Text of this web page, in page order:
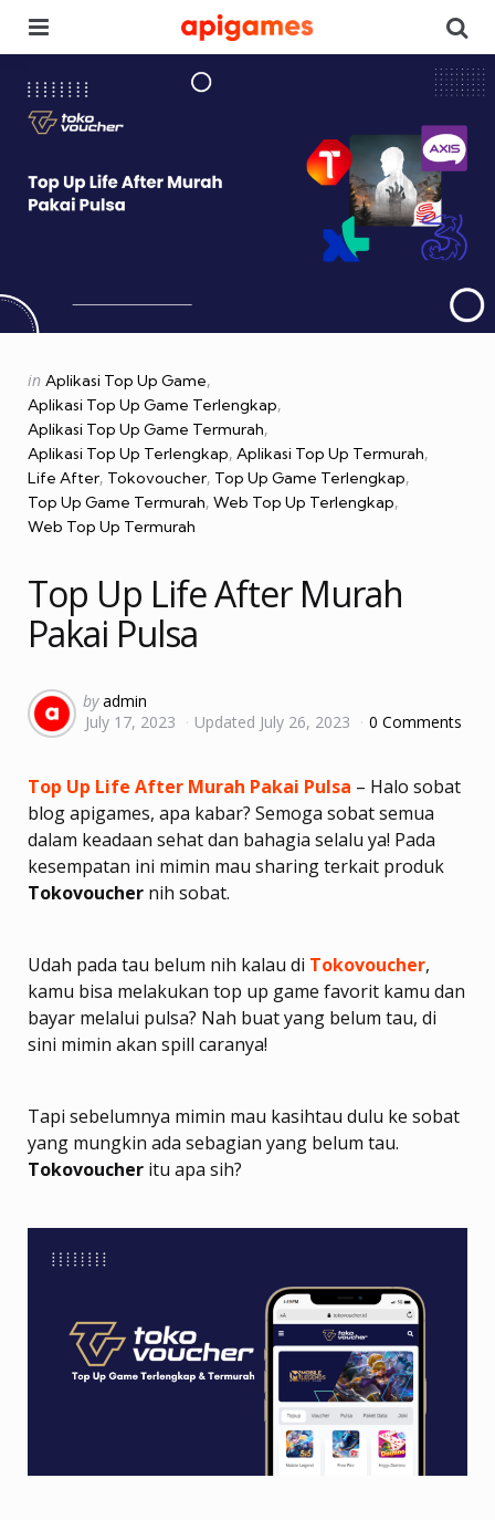
Categories
Posted
in
in Aplikasi Top Up Game
Aplikasi Top Up Game Terlengkap
Aplikasi Top Up Game Termurah
Aplikasi Top Up Terlengkap Aplikasi Top Up Termurah
Life After Tokovoucher Top Up Game Terlengkap
Top Up Game Termurah Web Top Up Terlengkap
Web Top Up Termurah
Top Up Life After Murah
Pakai Pulsa
Posted
by
by admin
July 17, 2023
Updated July 26, 2023 0 Comments
Top Up Life After Murah Pakai Pulsa – Halo sobat
blog apigames, apa kabar? Semoga sobat semua
dalam keadaan sehat dan bahagia selalu ya! Pada
kesempatan ini mimin mau sharing terkait produk
Tokovoucher nih sobat.
Udah pada tau belum nih kalau di Tokovoucher,
kamu bisa melakukan top up game favorit kamu dan
bayar melalui pulsa? Nah buat yang belum tau, di
sini mimin akan spill caranya!
Tapi sebelumnya mimin mau kasihtau dulu ke sobat
yang mungkin ada sebagian yang belum tau.
Tokovoucher itu apa sih?